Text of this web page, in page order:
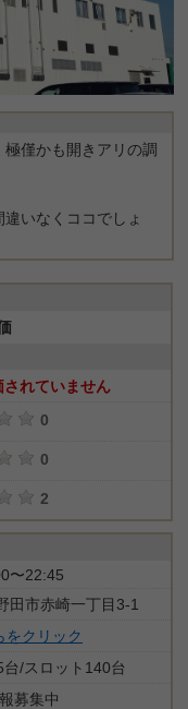
僅かも開きアリの調
いなくココでしょ
されていません
0
0
2
〜22:45
田市赤崎一丁目3-1
をクリック
/スロット140台
募集中